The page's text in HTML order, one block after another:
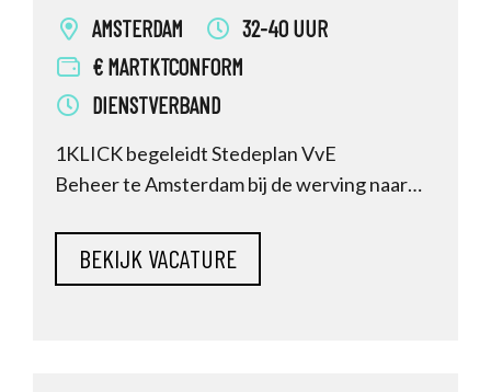
AMSTERDAM
32-40 UUR
€ MARTKTCONFORM
DIENSTVERBAND
1KLICK begeleidt Stedeplan VvE
Beheer te Amsterdam bij de werving naar
je meer weten? Reageer dan direct.